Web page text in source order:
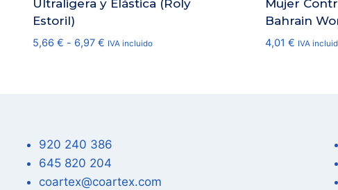
Ultraligera y Elástica (Roly
Estoril)
5,66 € - 6,97 €Rango
6,97 €
IVA incluido
Mujer
Bahrain
4,01 € IVA
920 240 386
645 820 204
coartex@coartex.com